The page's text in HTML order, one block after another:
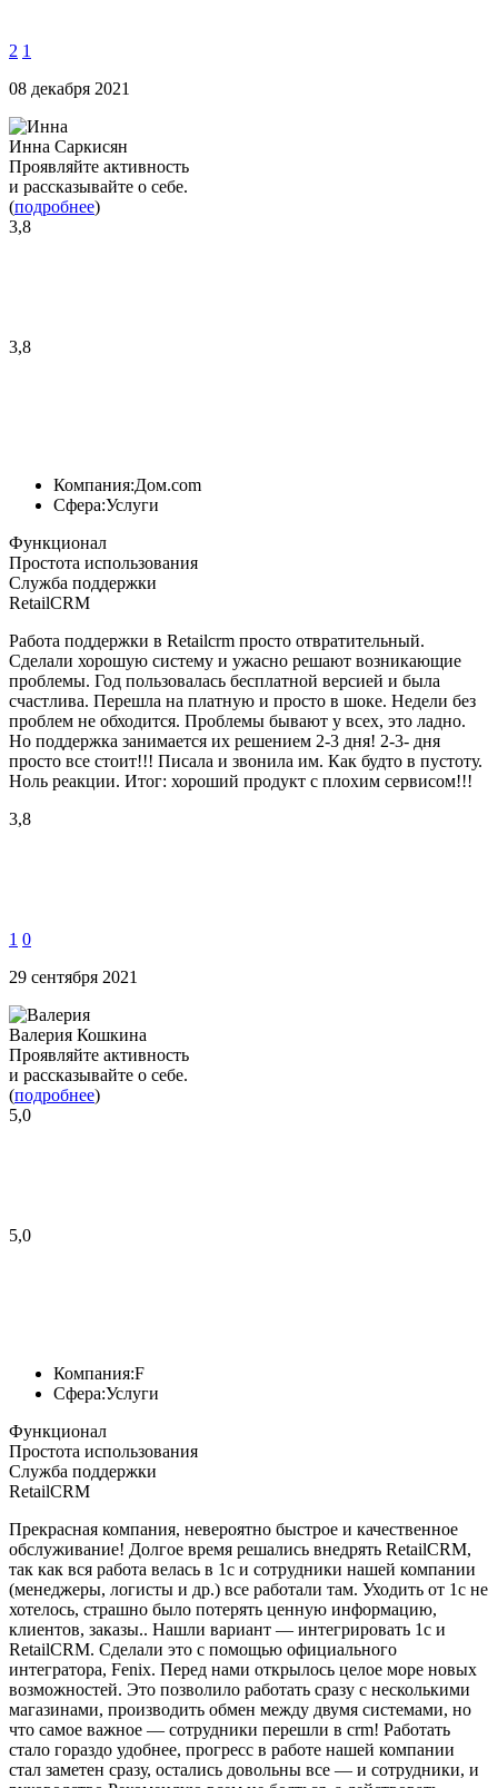
2 1
08 декабря 2021
Инна Саркисян
Проявляйте активность
и рассказывайте о себе.
(подробнее)
3,8
3,8
Компания:Дом.com
Сфера:Услуги
Функционал
Простота использования
Служба поддержки
RetailCRM
Работа поддержки в Retailcrm просто отвратительный.
Сделали хорошую систему и ужасно решают возникающие
проблемы. Год пользовалась бесплатной версией и была
счастлива. Перешла на платную и просто в шоке. Недели без
проблем не обходится. Проблемы бывают у всех, это ладно.
Но поддержка занимается их решением 2-3 дня! 2-3- дня
просто все стоит!!! Писала и звонила им. Как будто в пустоту.
Ноль реакции. Итог: хороший продукт с плохим сервисом!!!
3,8
1 0
29 сентября 2021
Валерия Кошкина
Проявляйте активность
и рассказывайте о себе.
(подробнее)
5,0
5,0
Компания:F
Сфера:Услуги
Функционал
Простота использования
Служба поддержки
RetailCRM
Прекрасная компания, невероятно быстрое и качественное
обслуживание! Долгое время решались внедрять RetailCRM,
так как вся работа велась в 1с и сотрудники нашей компании
(менеджеры, логисты и др.) все работали там. Уходить от 1с не
хотелось, страшно было потерять ценную информацию,
клиентов, заказы.. Нашли вариант — интегрировать 1с и
RetailCRM. Сделали это с помощью официального
интегратора, Fenix. Перед нами открылось целое море новых
возможностей. Это позволило работать сразу с несколькими
магазинами, производить обмен между двумя системами, но
что самое важное — сотрудники перешли в crm! Работать
стало гораздо удобнее, прогресс в работе нашей компании
стал заметен сразу, остались довольны все — и сотрудники, и